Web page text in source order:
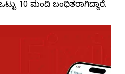
10 ಮಂದಿ ಬಂಧಿತರಾಗಿದ್ದಾರೆ.